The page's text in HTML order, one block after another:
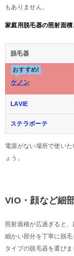
もありません。
家庭用脱毛器の照射面積
脱毛器
おすすめ!
ケノン
LAVIE
ステラボーテ
電源がない場所で使い
ょう。
VIO・顔など細
照射面積が広過ぎると
細かい部分を丁寧に脱
タイプの脱毛器を選びま